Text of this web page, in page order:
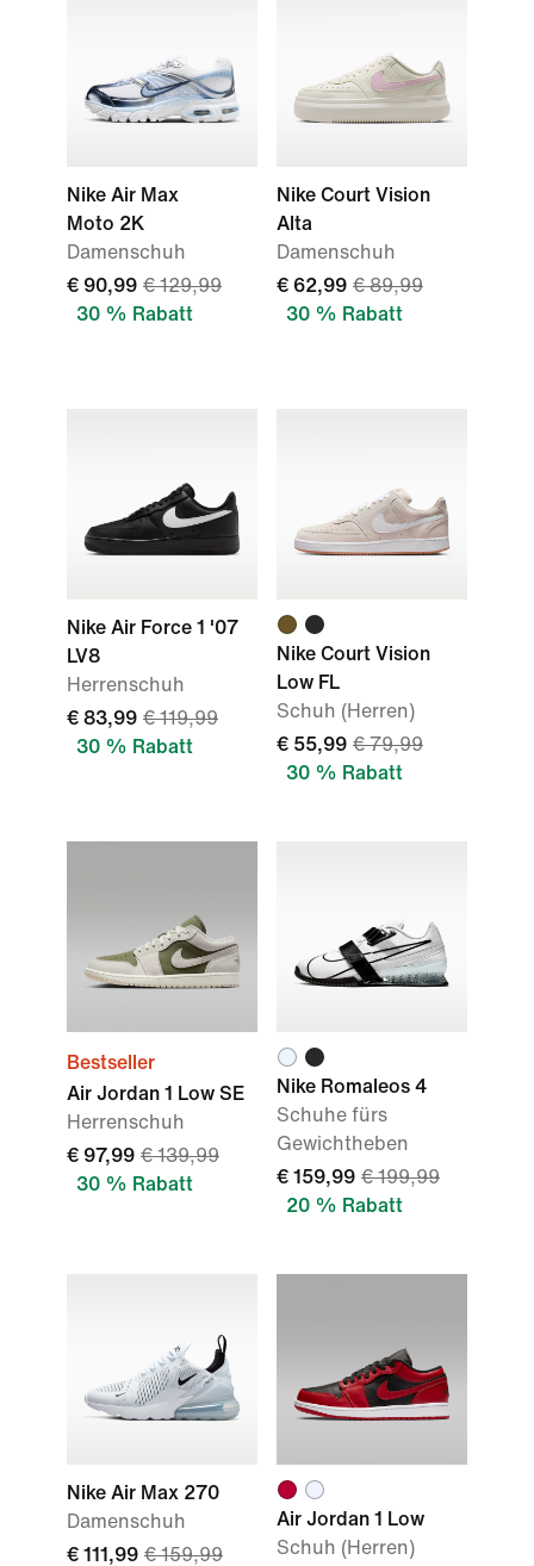
Nike Air Max
Moto 2K
Damenschuh
€ 90,99 € 129,99
30 % Rabatt
Nike Court Vision
Alta
Damenschuh
€ 62,99 € 89,99
30 % Rabatt
Nike Air Force 1 '07
LV8
Herrenschuh
€ 83,99 € 119,99
30 % Rabatt
Nike Court Vision
Low FL
Schuh (Herren)
€ 55,99 € 79,99
30 % Rabatt
Bestseller
Air Jordan 1 Low SE
Herrenschuh
€ 97,99 € 139,99
30 % Rabatt
Nike Romaleos 4
Schuhe fürs
Gewichtheben
€ 159,99 € 199,99
20 % Rabatt
Nike Air Max 270
Damenschuh
€ 111,99 € 159,99
Air Jordan 1 Low
Schuh (Herren)